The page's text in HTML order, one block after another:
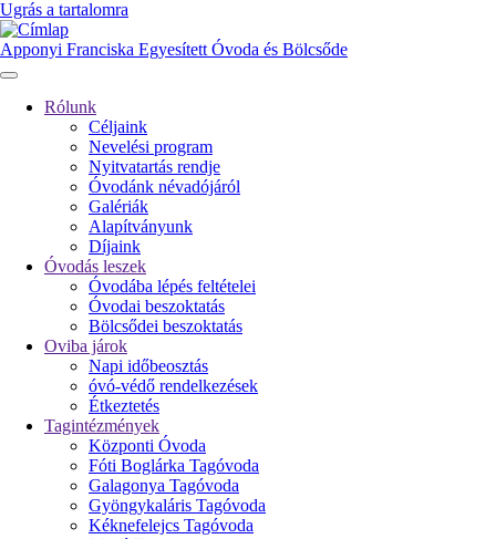
Ugrás a tartalomra
Apponyi Franciska Egyesített Óvoda és Bölcsőde
navigáció
Rólunk
Céljaink
Nevelési program
Nyitvatartás rendje
Óvodánk névadójáról
Galériák
Alapítványunk
Díjaink
Óvodás leszek
Óvodába lépés feltételei
Óvodai beszoktatás
Bölcsődei beszoktatás
Oviba járok
Napi időbeosztás
óvó-védő rendelkezések
Étkeztetés
Tagintézmények
Központi Óvoda
Fóti Boglárka Tagóvoda
Galagonya Tagóvoda
Gyöngykaláris Tagóvoda
Kéknefelejcs Tagóvoda